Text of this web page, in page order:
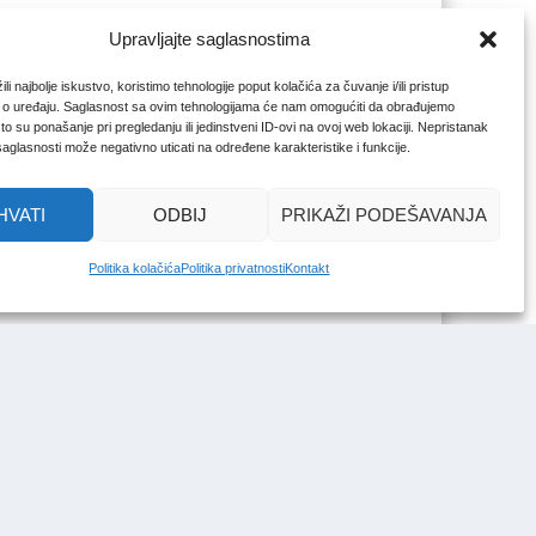
Upravljajte saglasnostima
najbolje iskustvo, koristimo tehnologije poput kolačića za čuvanje i/ili pristup
uređaju. Saglasnost sa ovim tehnologijama će nam omogućiti da obrađujemo
su ponašanje pri pregledanju ili jedinstveni ID-ovi na ovoj web lokaciji. Nepristanak
može negativno uticati na određene karakteristike i funkcije.
ODBIJ PRIKAŽI PODEŠAVANJA
Politika kolačićaPolitika privatnostiKontakt